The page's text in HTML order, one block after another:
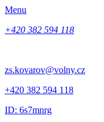
Menu
+420 382 594 118
zs.kovarov@volny.cz
+420 382 594 118
ID: 6s7mnrg